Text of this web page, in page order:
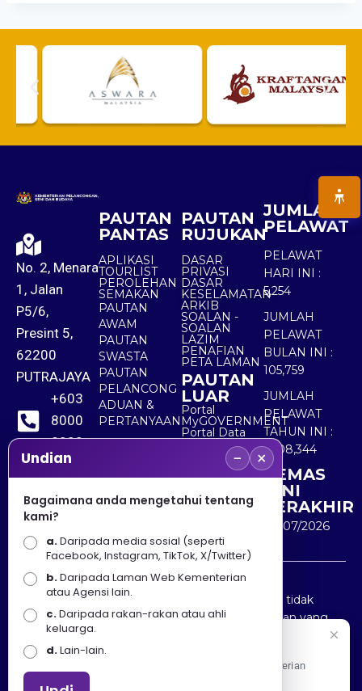
No. 2, Menara
1, Jalan
P5/6,
Presint 5,
62200
PUTRAJAYA
+603
8000
8000
+603
8891
7100
PAUTAN
PANTAS
APLIKASI
TOURLIST
PEROLEHAN
SEMAKAN
PAUTAN
AWAM
PAUTAN
SWASTA
PAUTAN
PELANCONG
ADUAN &
PERTANYAAN
PAUTAN
RUJUKAN
DASAR
PRIVASI
DASAR
KESELAMATAN
ARKIB
SOALAN -
SOALAN
LAZIM
PENAFIAN
PETA LAMAN
PAUTAN
LUAR
Portal
MyGOVERNMENT
Portal Data
Terbuka
Sektor Awam
JUMLAH
PELAWAT
PELAWAT
HARI INI :
5,254
JUMLAH
PELAWAT
BULAN INI :
105,759
JUMLAH
PELAWAT
TAHUN INI :
5,508,344
KEMAS
KINI
TERAKHIR
30/07/2026
Penafian : Kerajaan Malaysia dan Kementerian
Pelancongan Seni dan Budaya (MOTAC) adalah tidak
bertanggungjawab atas kehilangan atau kerugian yang
disebabkan oleh penggunaan mana-mana maklumat
yang diperolehi dari portal ini.
Undian − ×
Bagaimana anda mengetahui tentang
kami?
a.Daripada media sosial (seperti
Facebook, Instagram, TikTok, X/Twitter)
b.Daripada Laman Web Kementerian
atau Agensi lain.
c.Daripada rakan-rakan atau ahli
keluarga.
d.Lain-lain.
Apa Khabar! Selamat datang ke Portal Rasmi Kementerian
Pelancongan, Seni dan Budaya